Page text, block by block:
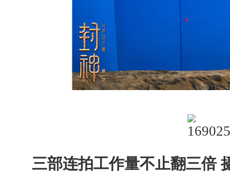
三部连拍工作量不止翻三倍